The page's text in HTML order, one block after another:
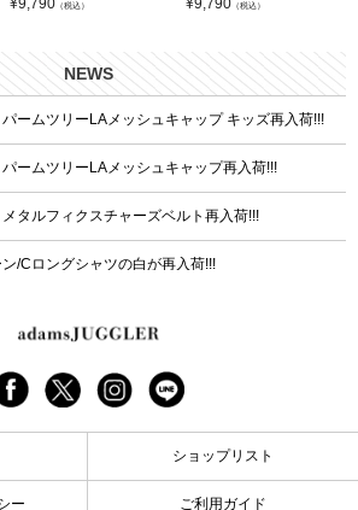
¥9,790（税込）
¥9,790 （税込）
NEWS
パームツリーLAメッシュキャップ キッズ再入荷!!!
パームツリーLAメッシュキャップ再入荷!!!
メタルフィクスチャーズベルト再入荷!!!
/Cロングシャツの白が再入荷!!!
ンジデニムロングパンツ再入荷!!!
ペイントデニムロングパンツ再入荷!!!
デニムロングパンツ再入荷!!!
ショップリスト
ー ご利用ガイド